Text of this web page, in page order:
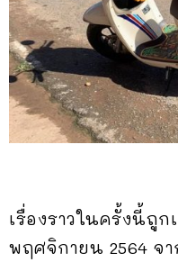
เรื่องราวในครั้งนี้ถูก
พฤศจิกายน 2564 จา